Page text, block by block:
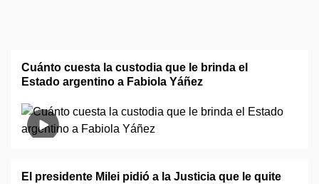
Cuánto cuesta la custodia que le brinda el
Estado argentino a Fabiola Yáñez
El presidente Milei pidió a la Justicia que le quite